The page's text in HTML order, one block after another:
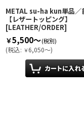
METAL su-ha kun単品／
【レザートッピング】
[LEATHER/ORDER]
￥5,500～(税別)
(税込: ￥6,050～)